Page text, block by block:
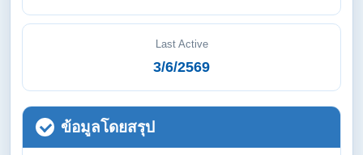
Last Active
3/6/2569
ข้อมูลโดยสรุป